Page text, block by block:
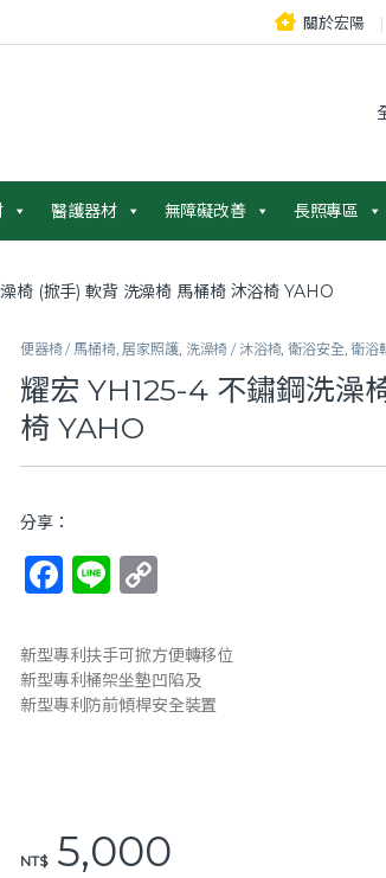
關於宏陽
醫護器材 無障礙改善 長照專區
椅 (掀手) 軟背 洗澡椅 馬桶椅 沐浴椅 YAHO
便器椅 / 馬桶椅, 居家照護, 洗澡椅 / 沐浴椅,衛浴安全,衛浴
耀宏 YH125-4 不鏽鋼洗澡
椅 YAHO
分享：
F
c
e
b
k
Li
e p
y
Li
新型專利扶手可掀方便轉移位
新型專利桶架坐墊凹陷及
新型專利防前傾桿安全裝置
NT$5,000